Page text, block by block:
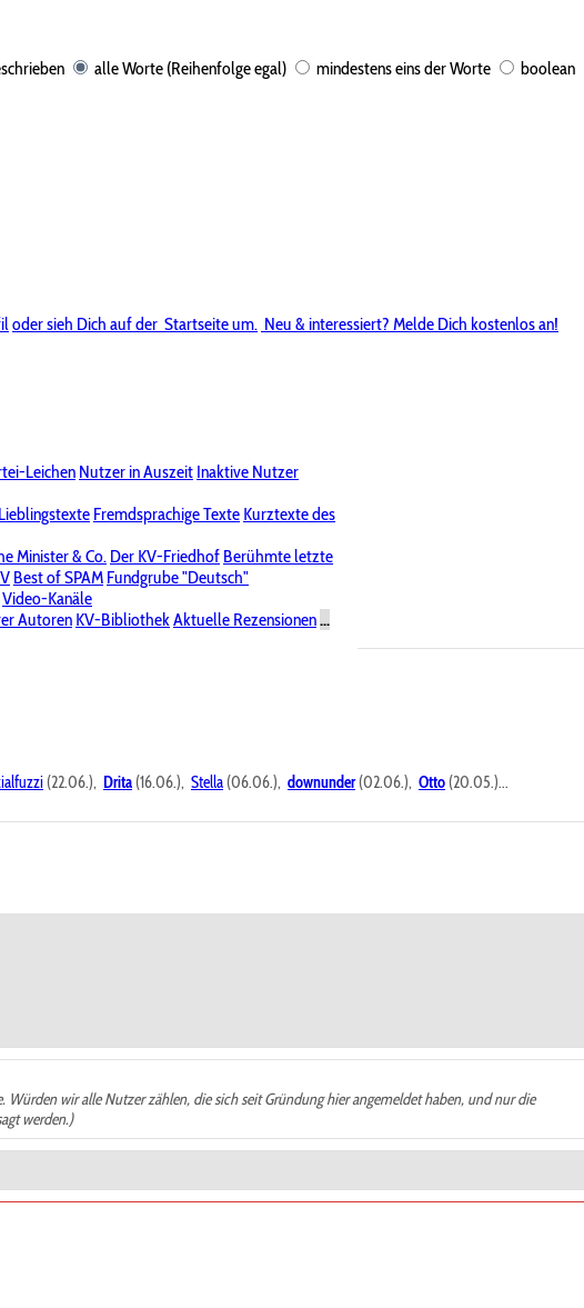
alle Worte (Reihenfolge egal) mindestens eins der Worte boolean
oder sieh Dich auf der Startseite um. Neu & interessiert? Melde Dich kostenlos an!
Leichen Nutzer in Auszeit Inaktive Nutzer
Lieblingstexte Fremdsprachige Texte Kurztexte des
Minister & Co. Der KV-Friedhof Berühmte letzte
Best of SPAM Fundgrube "Deutsch"
Video-Kanäle
Autoren KV-BibliothekAktuelle Rezensionen...
(22.06.), Drita (16.06.), Stella (06.06.), downunder(02.06.), Otto (20.05.)...
wir alle Nutzer zählen, die sich seit Gründung hier angemeldet haben, und nur die
werden.)